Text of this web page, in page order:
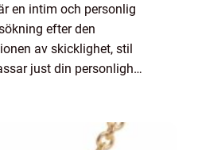
en intim och personlig
efter den
av skicklighet, stil
just din personlighet